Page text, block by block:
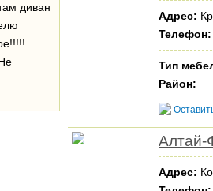
диван
Адрес:
Телефон:
Тип
Район:
Алтай-
Адрес: